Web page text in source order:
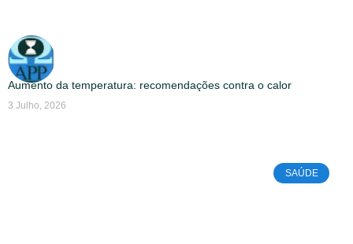
Aumento da temperatura: recomendações contra o calor
3 Julho, 2026
SAÚDE